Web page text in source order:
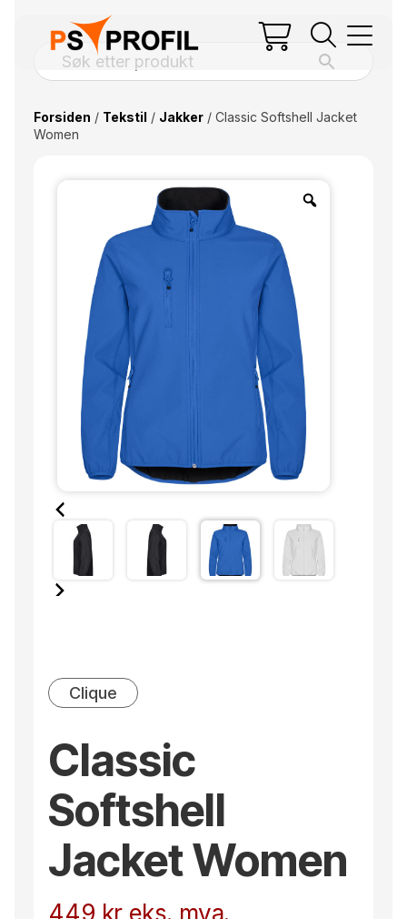
Forsiden / Tekstil / Jakker/ Classic Softshell Jacket
Women
Clique
Classic
Softshell
Jacket Women